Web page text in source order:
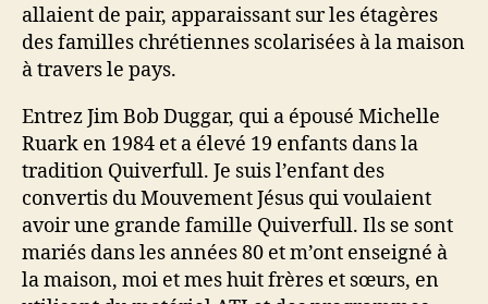
allaient de pair, apparaissant sur les étagères
des familles chrétiennes scolarisées à la maison
à travers le pays.
Entrez Jim Bob Duggar, qui a épousé Michelle
Ruark en 1984 et a élevé 19 enfants dans la
tradition Quiverfull. Je suis l’enfant des
convertis du Mouvement Jésus qui voulaient
avoir une grande famille Quiverfull. Ils se sont
mariés dans les années 80 et m’ont enseigné à
la maison, moi et mes huit frères et sœurs, en